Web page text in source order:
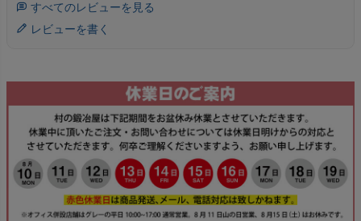
すべてのレビューを見る
レビューを書く